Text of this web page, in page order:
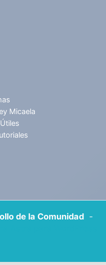
Micaela
de la Comunidad -